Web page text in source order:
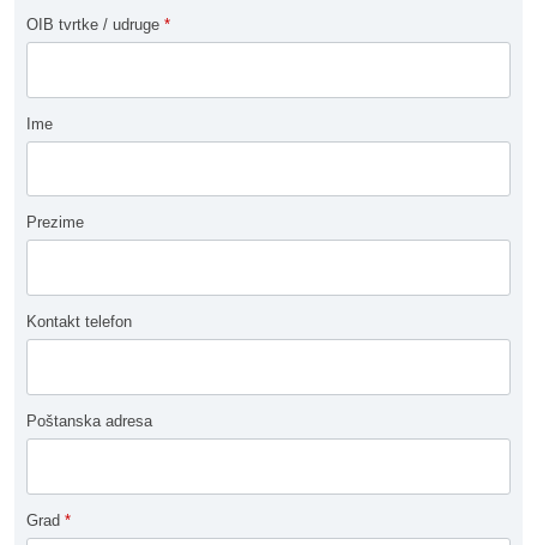
OIB tvrtke / udruge *
Ime
Prezime
Kontakt telefon
Poštanska adresa
Grad *